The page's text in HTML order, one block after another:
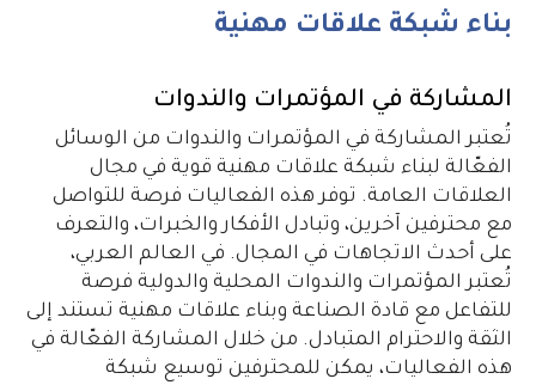
بناء شبكة علاقات مهنية
المشاركة في المؤتمرات والندوات
تُعتبر المشاركة في المؤتمرات والندوات من الوسائل
الفعّالة لبناء شبكة علاقات مهنية قوية في مجال
العلاقات العامة. توفر هذه الفعاليات فرصة للتواصل
مع محترفين آخرين، وتبادل الأفكار والخبرات، والتعرف
على أحدث الاتجاهات في المجال. في العالم العربي،
تُعتبر المؤتمرات والندوات المحلية والدولية فرصة
للتفاعل مع قادة الصناعة وبناء علاقات مهنية تستند إلى
الثقة والاحترام المتبادل. من خلال المشاركة الفعّالة في
هذه الفعاليات، يمكن للمحترفين توسيع شبكة